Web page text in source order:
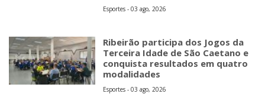
Esportes - 03 ago, 2026
Ribeirão participa dos Jogos da
Terceira Idade de São Caetano e
conquista resultados em quatro
modalidades
Esportes - 03 ago, 2026